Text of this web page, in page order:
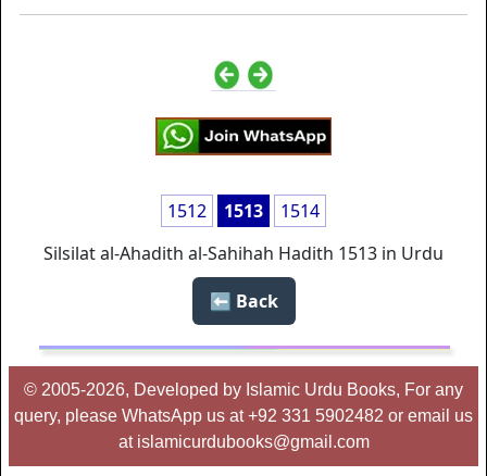
1512 1513
1514
Silsilat al-Ahadith al-Sahihah Hadith 1513 in Urdu
Back ⬅️
© 2005-2026, Developed by Islamic Urdu Books, For any
query, please WhatsApp us at +92 331 5902482 or email us
at islamicurdubooks@gmail.com